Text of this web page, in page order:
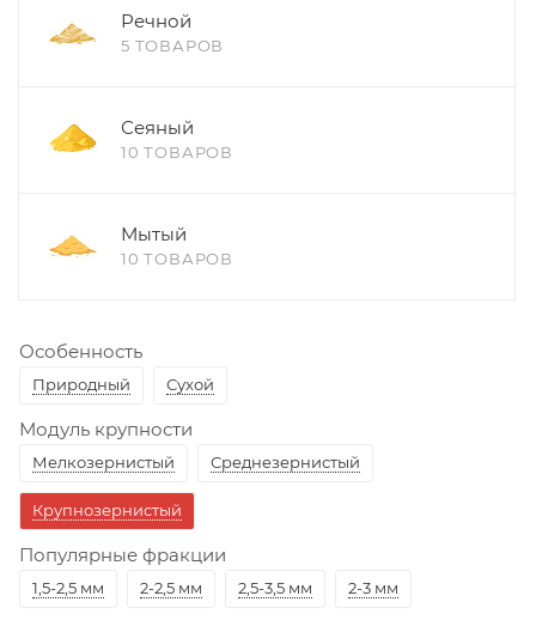
Речной
5 ТОВАРОВ
Сеяный
10 ТОВАРОВ
Мытый
10 ТОВАРОВ
Особенность
Природный Сухой
Модуль крупности
Мелкозернистый Среднезернистый
Крупнозернистый
Популярные фракции
1,5-2,5 мм 2-2,5 мм 2,5-3,5 мм 2-3 мм